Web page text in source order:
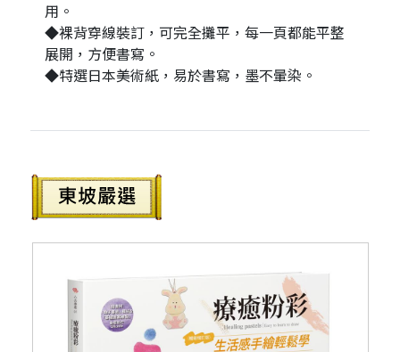
用。
◆裸背穿線裝訂，可完全攤平，每一頁都能平整
展開，方便書寫。
◆特選日本美術紙，易於書寫，墨不暈染。